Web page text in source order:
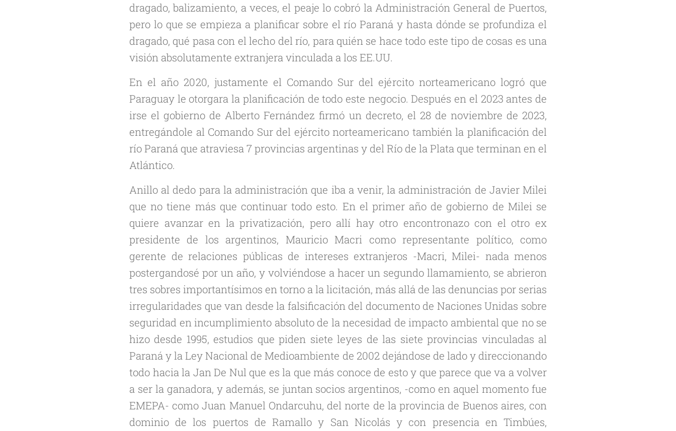
dragado, balizamiento, a veces, el peaje lo cobró la Administración General de Puertos,
pero lo que se empieza a planificar sobre el río Paraná y hasta dónde se profundiza el
dragado, qué pasa con el lecho del río, para quién se hace todo este tipo de cosas es una
visión absolutamente extranjera vinculada a los EE.UU.
En el año 2020, justamente el Comando Sur del ejército norteamericano logró que
Paraguay le otorgara la planificación de todo este negocio. Después en el 2023 antes de
irse el gobierno de Alberto Fernández firmó un decreto, el 28 de noviembre de 2023,
entregándole al Comando Sur del ejército norteamericano también la planificación del
río Paraná que atraviesa 7 provincias argentinas y del Río de la Plata que terminan en el
Atlántico.
Anillo al dedo para la administración que iba a venir, la administración de Javier Milei
que no tiene más que continuar todo esto. En el primer año de gobierno de Milei se
quiere avanzar en la privatización, pero allí hay otro encontronazo con el otro ex
presidente de los argentinos, Mauricio Macri como representante político, como
gerente de relaciones públicas de intereses extranjeros -Macri, Milei- nada menos
postergandosé por un año, y volviéndose a hacer un segundo llamamiento, se abrieron
tres sobres importantísimos en torno a la licitación, más allá de las denuncias por serias
irregularidades que van desde la falsificación del documento de Naciones Unidas sobre
seguridad en incumplimiento absoluto de la necesidad de impacto ambiental que no se
hizo desde 1995, estudios que piden siete leyes de las siete provincias vinculadas al
Paraná y la Ley Nacional de Medioambiente de 2002 dejándose de lado y direccionando
todo hacia la Jan De Nul que es la que más conoce de esto y que parece que va a volver
a ser la ganadora, y además, se juntan socios argentinos, -como en aquel momento fue
EMEPA- como Juan Manuel Ondarcuhu, del norte de la provincia de Buenos aires, con
dominio de los puertos de Ramallo y San Nicolás y con presencia en Timbúes,